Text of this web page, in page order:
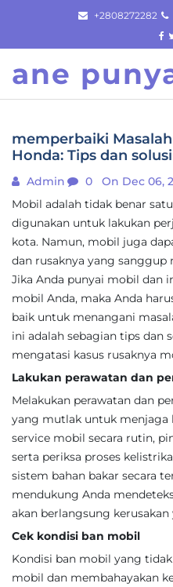
content
+2808272282
ane
memperbaiki
Honda: Tips dan
Admin 0
On Dec 06,
Mobil adalah tidak benar
digunakan untuk lakukan
kota. Namun, mobil juga
dan rusaknya yang
Jika Anda punyai mobil dan
mobil Anda, maka Anda
baik untuk menangani
ini adalah sebagian tips dan
mengatasi kasus rusaknya
Lakukan perawatan dan
Melakukan perawatan dan
yang mutlak untuk menjaga
service mobil secara rutin,
serta periksa proses
sistem bahan bakar secara
mendukung Anda
akan berlangsung
Cek kondisi ban mobil
Kondisi ban mobil yang
mobil dan membahayakan